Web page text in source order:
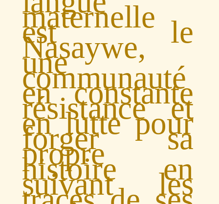
maternelle
est le
Nasaywe,
une
communauté
en constante
résistance et
en lutte pour
forger sa
propre
histoire en
suivant les